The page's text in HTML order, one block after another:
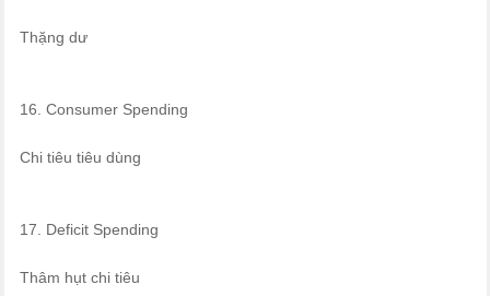
Thặng dư
16. Consumer Spending
Chi tiêu tiêu dùng
17. Deficit Spending
Thâm hụt chi tiêu